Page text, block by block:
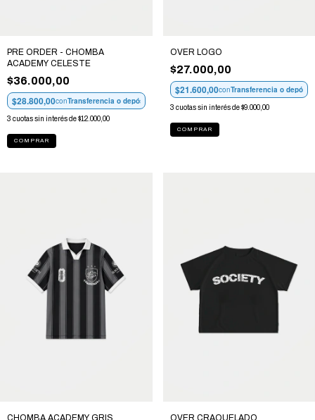
PRE ORDER - CHOMBA
ACADEMY CELESTE
$36.000,00
$28.800,00conTransferencia o depósito
3 cuotas sin interés de$12.000,00
COMPRAR
OVER LOGO
$27.000,00
$21.600,00conTransferencia o depósito
3 cuotas sin interés de$9.000,00
COMPRAR
CHOMBA ACADEMY GRIS OVER CRAQUELADO